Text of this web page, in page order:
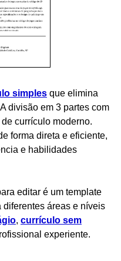
simples que elimina
divisão em 3 partes com
currículo moderno.
forma direta e eficiente,
e habilidades
editar é um template
diferentes áreas e níveis
, currículo sem
experiente.